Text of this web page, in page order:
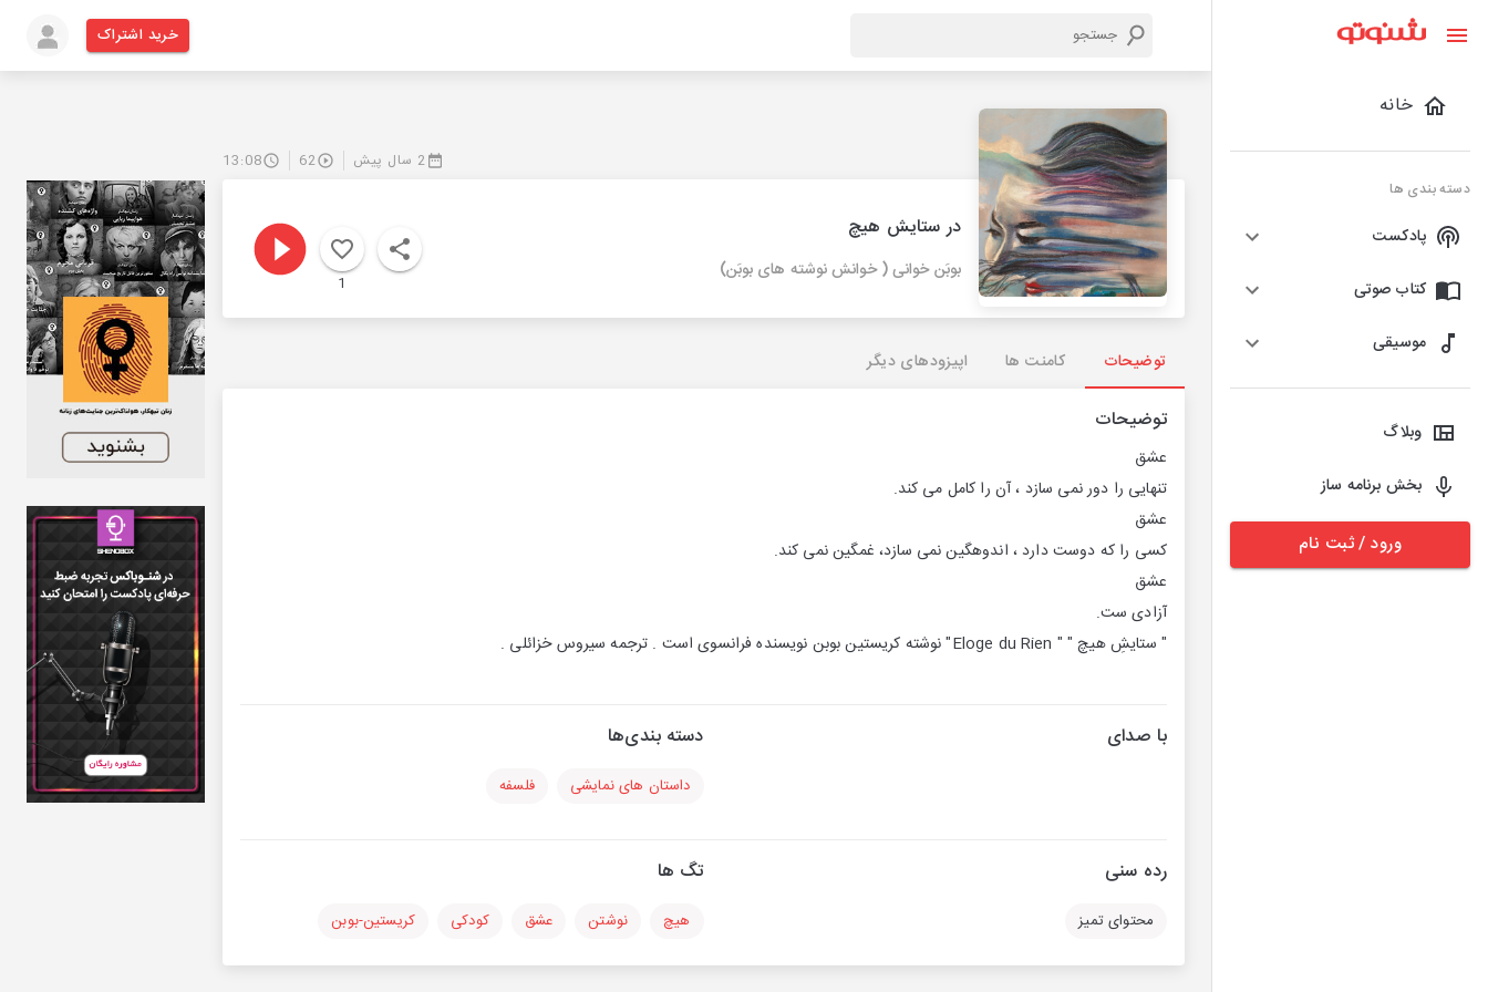
خانه
دسته بندی ها
پادکست
کتاب صوتی
موسیقی
وبلاگ
بخش برنامه ساز
ورود / ثبت نام
خرید اشتراک
2 سال پیش 62
13:08
در ستایش هیچ
بوبَن خوانی ( خوانش نوشته های بوبَن)
1
توضیحات کامنت ها اپیزودهای دیگر
توضیحات
عشق
تنهایی را دور نمی سازد ، آن را کامل می کند.
عشق
کسی را که دوست دارد ، اندوهگین نمی سازد، غمگین نمی کند.
عشق
آزادی ست.
" ستایشِ هیچ " " Eloge du Rien" نوشته کریستین بوبن نویسنده فرانسوی است . ترجمه سیروس خزائلی .
با صدای دسته بندی‌ها
داستان های نمایشی فلسفه
رده سنی
محتوای تمیز
تگ ها
هیچ نوشتن عشق کودکی کریستین-بوبن